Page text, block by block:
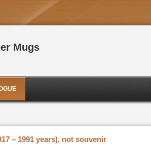
Mugs
– 1991 years), not souvenir